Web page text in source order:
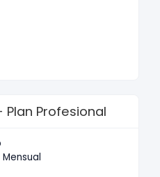
Profesional